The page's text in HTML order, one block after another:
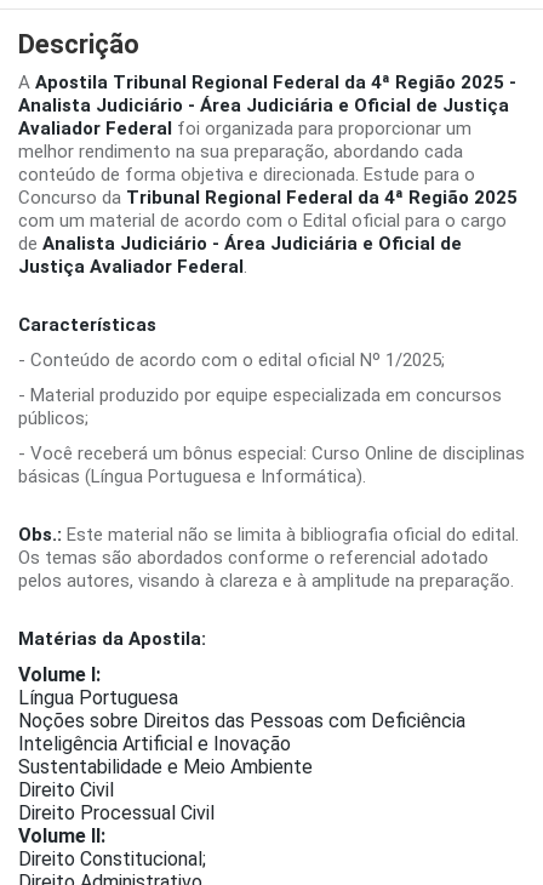
Descrição
A Apostila Tribunal Regional Federal da 4ª Região 2025 -
Analista Judiciário - Área Judiciária e Oficial de Justiça
Avaliador Federal foi organizada para proporcionar um
melhor rendimento na sua preparação, abordando cada
conteúdo de forma objetiva e direcionada. Estude para o
Concurso da Tribunal Regional Federal da 4ª Região 2025
com um material de acordo com o Edital oficial para o cargo
de Analista Judiciário - Área Judiciária e Oficial de
Justiça Avaliador Federal.
Características
- Conteúdo de acordo com o edital oficial Nº 1/2025;
- Material produzido por equipe especializada em concursos
públicos;
- Você receberá um bônus especial: Curso Online de disciplinas
básicas (Língua Portuguesa e Informática).
Obs.: Este material não se limita à bibliografia oficial do edital.
Os temas são abordados conforme o referencial adotado
pelos autores, visando à clareza e à amplitude na preparação.
Matérias da Apostila:
Volume I:
Língua Portuguesa
Noções sobre Direitos das Pessoas com Deficiência
Inteligência Artificial e Inovação
Sustentabilidade e Meio Ambiente
Direito Civil
Direito Processual Civil
Volume II:
Direito Constitucional;